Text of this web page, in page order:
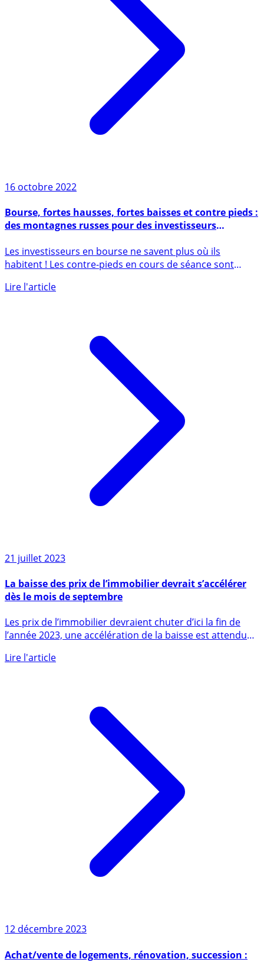
16 octobre 2022
des montagnes russes pour des investisseurs
complétement désorientés
habitent ! Les contre-pieds en cours de séance sont
21 juillet 2023
dès le mois de septembre
l’année 2023, une accélération de la baisse est attendue
12 décembre 2023